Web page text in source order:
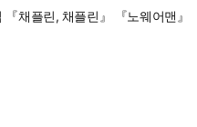
채플린, 채플린』 『노웨어맨